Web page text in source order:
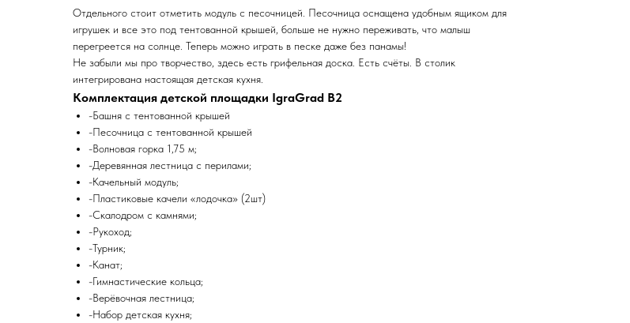
Отдельного стоит отметить модуль с песочницей. Песочница оснащена удобным ящиком для
игрушек и все это под тентованной крышей, больше не нужно переживать, что малыш
перегреется на солнце. Теперь можно играть в песке даже без панамы!
Не забыли мы про творчество, здесь есть грифельная доска. Есть счёты. В столик
интегрирована настоящая детская кухня.
Комплектация детской площадки IgraGrad B2
-Башня с тентованной крышей
-Песочница с тентованной крышей
-Волновая горка 1,75 м;
-Деревянная лестница с перилами;
-Качельный модуль;
-Пластиковые качели «лодочка» (2шт)
-Скалодром с камнями;
-Рукоход;
-Турник;
-Канат;
-Гимнастические кольца;
-Верёвочная лестница;
-Набор детская кухня;